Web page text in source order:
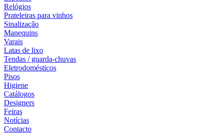
Relógios
Prateleiras para vinhos
Sinalização
Manequins
Varais
Latas de lixo
Tendas / guarda-chuvas
Eletrodomésticos
Pisos
Higiene
Catálogos
Designers
Feiras
Notícias
Contacto